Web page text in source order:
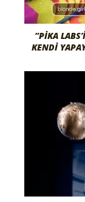
“PIKA
KENDI